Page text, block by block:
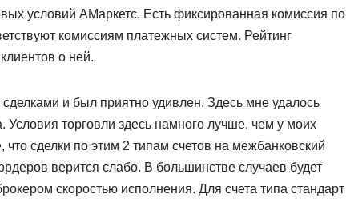
условий АМаркетс. Есть фиксированная комиссия по
комиссиям платежных систем. Рейтинг
о ней.
и был приятно удивлен. Здесь мне удалось
торговли здесь намного лучше, чем у моих
сделки по этим 2 типам счетов на межбанковский
верится слабо. В большинстве случаев будет
скоростью исполнения. Для счета типа стандарт